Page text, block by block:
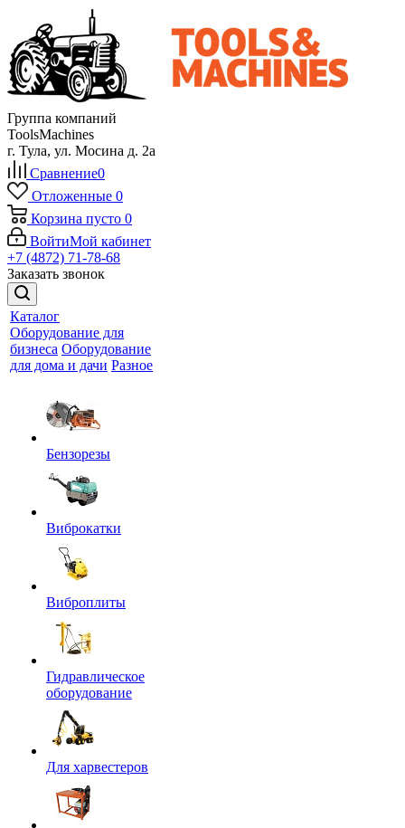
Группа компаний
ToolsMachines
г. Тула, ул. Мосина д. 2а
Сравнение0
Отложенные 0
Корзина пусто 0
ВойтиМой кабинет
+7 (4872) 71-78-68
Заказать звонок
Каталог
Оборудование для
бизнеса Оборудование
для дома и дачи Разное
Бензорезы
Виброкатки
Виброплиты
Гидравлическое
оборудование
Для харвестеров